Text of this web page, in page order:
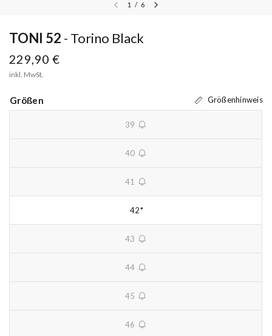
1 / 6
TONI 52 Torino Black
229,90 €
inkl. MwSt.
Größen Größenhinweis
39
unavailable
40
unavailable
41
unavailable
42
Begrenzter Vorrat
*
43
unavailable
44
unavailable
45
unavailable
46
unavailable